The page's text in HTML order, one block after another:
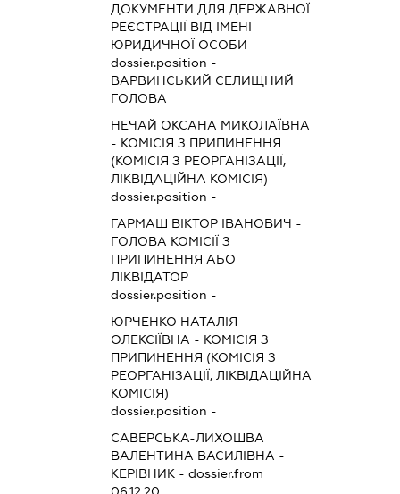
ДОКУМЕНТИ ДЛЯ ДЕРЖАВНОЇ
РЕЄСТРАЦІЇ ВІД ІМЕНІ
ЮРИДИЧНОЇ ОСОБИ
dossier.position -
ВАРВИНСЬКИЙ СЕЛИЩНИЙ
ГОЛОВА
НЕЧАЙ ОКСАНА МИКОЛАЇВНА
- КОМІСІЯ З ПРИПИНЕННЯ
(КОМІСІЯ З РЕОРГАНІЗАЦІЇ,
ЛІКВІДАЦІЙНА КОМІСІЯ)
dossier.position -
ГАРМАШ ВІКТОР ІВАНОВИЧ -
ГОЛОВА КОМІСІЇ З
ПРИПИНЕННЯ АБО
ЛІКВІДАТОР
dossier.position -
ЮРЧЕНКО НАТАЛІЯ
ОЛЕКСІЇВНА - КОМІСІЯ З
ПРИПИНЕННЯ (КОМІСІЯ З
РЕОРГАНІЗАЦІЇ, ЛІКВІДАЦІЙНА
КОМІСІЯ)
dossier.position -
САВЕРСЬКА-ЛИХОШВА
ВАЛЕНТИНА ВАСИЛІВНА -
КЕРІВНИК - dossier.from